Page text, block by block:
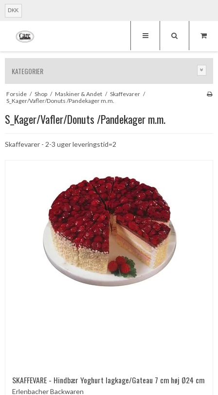
DKK
KATEGORIER
Forside / Shop / Maskiner & Andet / Skaffevarer /
S_Kager/Vafler/Donuts /Pandekager m.m.
S_Kager/Vafler/Donuts /Pandekager m.m.
Skaffevarer - 2-3 uger leveringstid=2
SKAFFEVARE - Hindbær Yoghurt lagkage/Gateau 7 cm høj Ø24 cm
Erlenbacher Backwaren